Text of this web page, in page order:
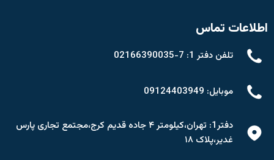
اطلاعات تماس
تلفن دفتر 1: 7-02166390035
موبایل: 09124403949
دفتر1: تهران،کیلومتر ۴ جاده قدیم کرج،مجتمع تجاری پارس
غدیر،پلاک ۱۸